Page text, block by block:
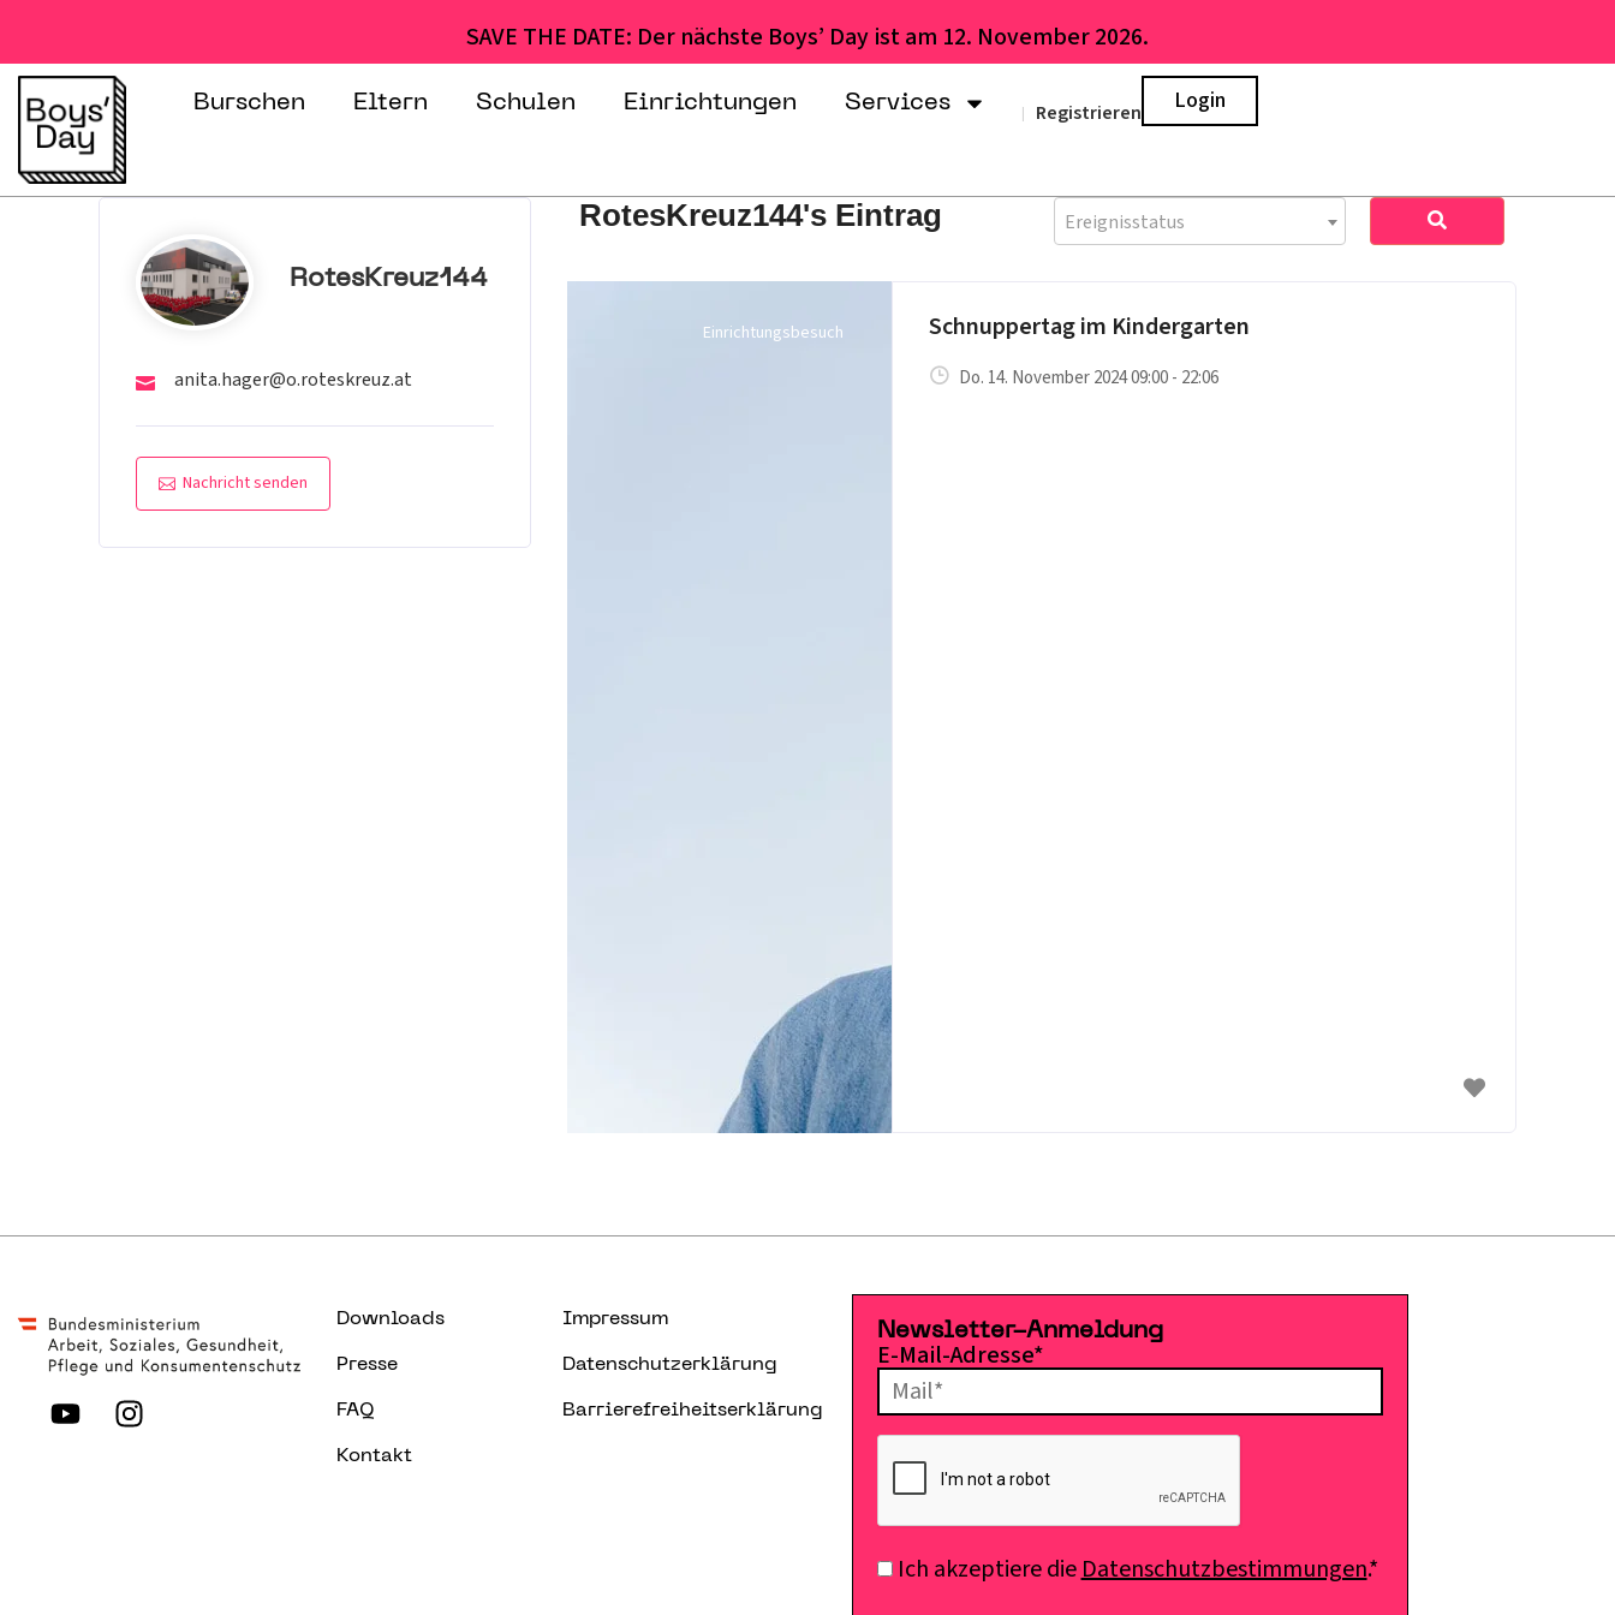
SAVE THE DATE: Der nächste Boys’ Day ist am 12. November 2026.
Burschen Eltern Schulen Einrichtungen Services | Registrieren Login
RotesKreuz144
anita.hager@o.roteskreuz.at
Nachricht senden
RotesKreuz144's Eintrag Ereignisstatus
Einrichtungsbesuch Schnuppertag im Kindergarten
Do. 14. November 2024 09:00 - 22:06
Downloads
Presse
FAQ
Kontakt
Impressum
Datenschutzerklärung
Barrierefreiheitserklärung
Newsletter-Anmeldung
E-Mail-Adresse*
Ich akzeptiere dieDatenschutzbestimmungen.*